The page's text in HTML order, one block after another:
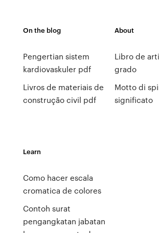
On the blog
Pengertian sistem
kardiovaskuler pdf
Livros de materiais de
construção civil pdf
About
Libro de
grado
Motto di
significato
Learn
Como hacer escala
cromatica de colores
Contoh surat
pengangkatan jabatan